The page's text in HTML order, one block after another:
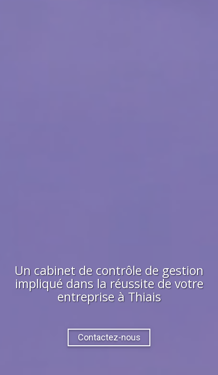
Un cabinet de contrôle de gestion
impliqué dans la réussite de votre
entreprise à Thiais
Contactez-nous